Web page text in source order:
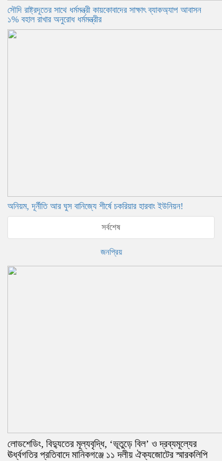
সৌদি রাষ্ট্রদূতের সাথে ধর্মমন্ত্রী কায়কোবাদের সাক্ষাৎ ব্যাকঅ্যাপ আবাসন
১% বহাল রাখার অনুরোধ ধর্মমন্ত্রীর
অনিয়ম, দূর্নীতি আর ঘুস বানিজ্যে শীর্ষে চকরিয়ার হারবাং ইউনিয়ন!
সর্বশেষ
জনপ্রিয়
লোডশেডিং, বিদ্যুতের মূল্যবৃদ্ধি, ‘ভূতুড়ে বিল’ ও দ্রব্যমূল্যের
ঊর্ধ্বগতির প্রতিবাদে মানিকগঞ্জে ১১ দলীয় ঐক্যজোটের স্মারকলিপি